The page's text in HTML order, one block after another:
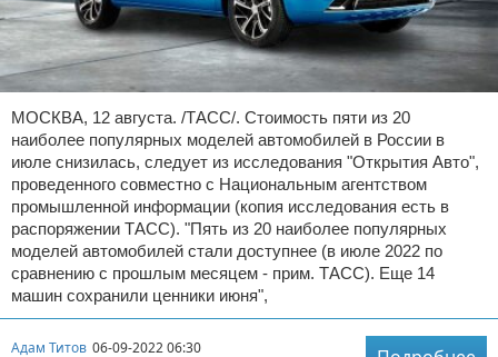
МОСКВА, 12 августа. /ТАСС/. Стоимость пяти из 20
наиболее популярных моделей автомобилей в России в
июле снизилась, следует из исследования "Открытия Авто",
проведенного совместно с Национальным агентством
промышленной информации (копия исследования есть в
распоряжении ТАСС). "Пять из 20 наиболее популярных
моделей автомобилей стали доступнее (в июле 2022 по
сравнению с прошлым месяцем - прим. ТАСС). Еще 14
машин сохранили ценники июня",
Адам Титов 06-09-2022 06:30